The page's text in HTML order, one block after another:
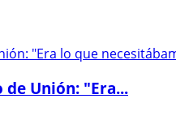
Unión: "Era...